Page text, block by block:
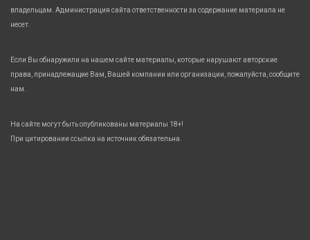
владельцам. Администрация сайта ответственности за содержание материала не
несет.
Если Вы обнаружили на нашем сайте материалы, которые нарушают авторские
права, принадлежащие Вам, Вашей компании или организации, пожалуйста, сообщите
нам.
На сайте могут быть опубликованы материалы 18+!
При цитировании ссылка на источник обязательна.